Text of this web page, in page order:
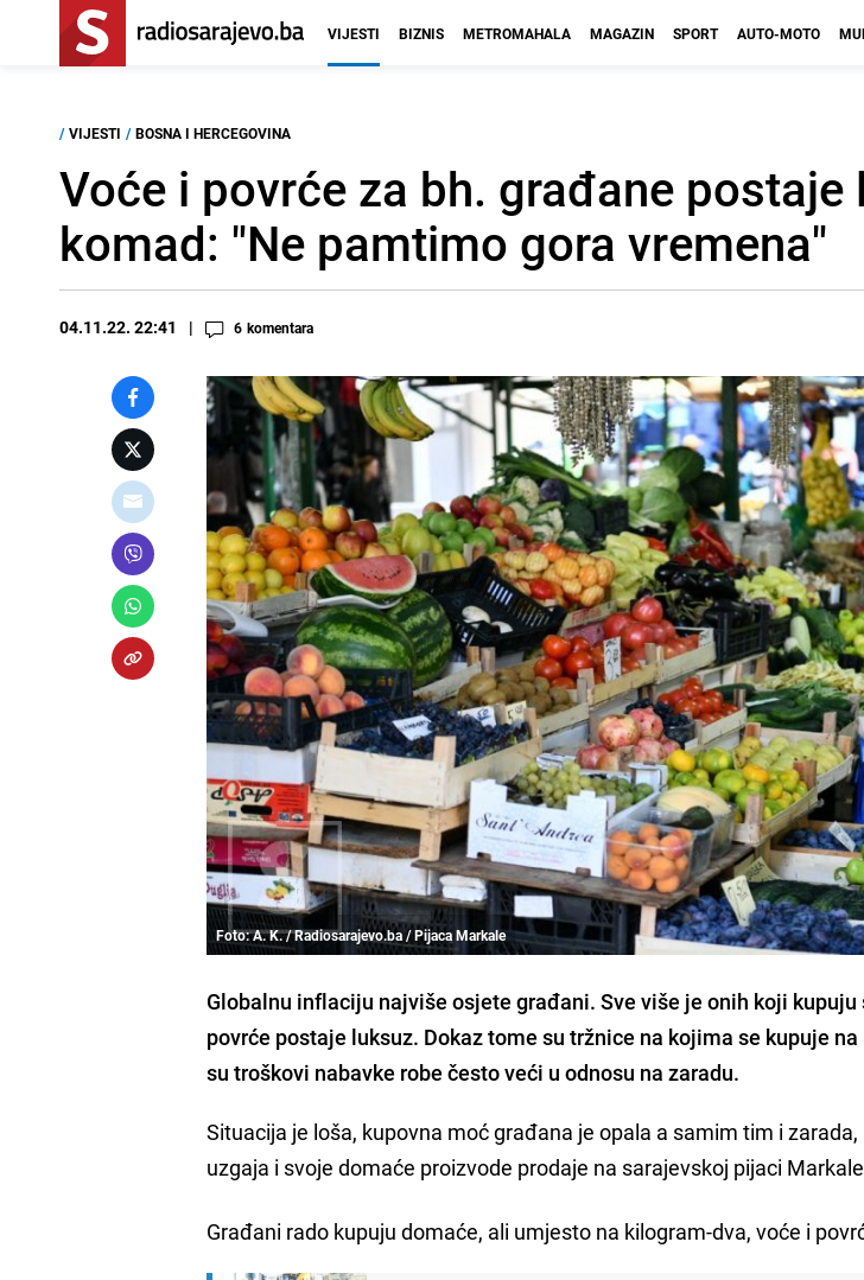
VIJESTI BIZNIS METROMAHALA MAGAZIN SPORT AUTO-MOTO
/ VIJESTI / BOSNA I HERCEGOVINA
Voće i povrće za bh. građane postaje
komad: "Ne pamtimo gora vremena"
04.11.22. 22:41 6 komentara
Foto: A. K. / Radiosarajevo.ba / Pijaca Markale
Globalnu inflaciju najviše osjete građani. Sve više je onih koji kupuju
povrće postaje luksuz. Dokaz tome su tržnice na kojima se kupuje
su troškovi nabavke robe često veći u odnosu na zaradu.
Situacija je loša, kupovna moć građana je opala a samim tim i
uzgaja i svoje domaće proizvode prodaje na sarajevskoj pijaci
Građani rado kupuju domaće, ali umjesto na kilogram-dva, voće i